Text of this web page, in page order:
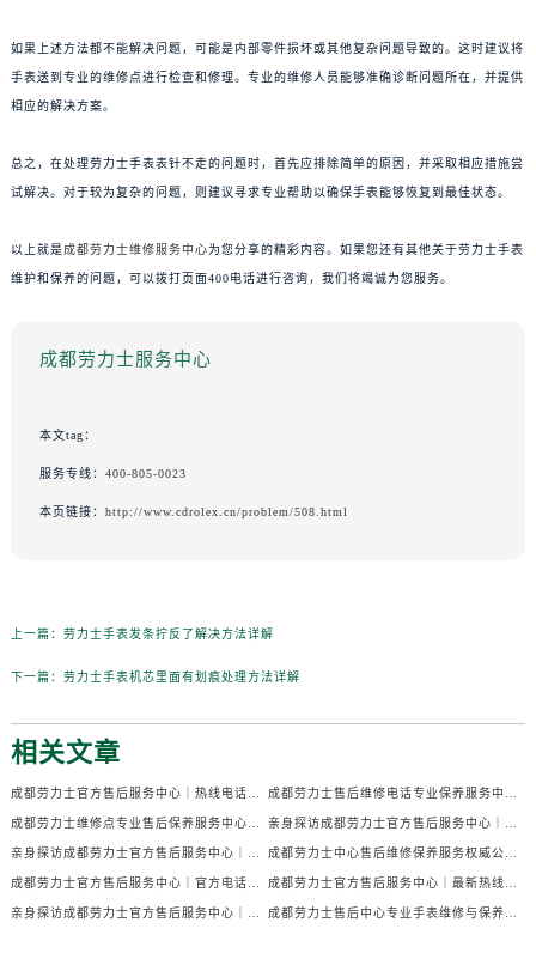
如果上述方法都不能解决问题，可能是内部零件损坏或其他复杂问题导致的。这时建议将
手表送到专业的维修点进行检查和修理。专业的维修人员能够准确诊断问题所在，并提供
相应的解决方案。
总之，在处理劳力士手表表针不走的问题时，首先应排除简单的原因，并采取相应措施尝
试解决。对于较为复杂的问题，则建议寻求专业帮助以确保手表能够恢复到最佳状态。
以上就是成都劳力士维修服务中心为您分享的精彩内容。如果您还有其他关于劳力士手表
维护和保养的问题，可以拨打页面400电话进行咨询，我们将竭诚为您服务。
成都劳力士服务中心
本文tag：
服务专线： 400-805-0023
本页链接： http://www.cdrolex.cn/problem/508.html
上一篇： 劳力士手表发条拧反了解决方法详解
下一篇： 劳力士手表机芯里面有划痕处理方法详解
相关文章
成都劳力士官方售后服务中心｜热线电话及门店地址权威信息公示（2026年7月最新） 成都劳力士售后维修电话专业保养服务中心权威公示（2026年7月最新）
成都劳力士维修点专业售后保养服务中心权威公示（2026年7月最新） 亲身探访成都劳力士官方售后服务中心｜全部地址及热线电话（2026年7月最新）
亲身探访成都劳力士官方售后服务中心｜官方电话和详细网点地址（2026年7月最新） 成都劳力士中心售后维修保养服务权威公示（2026年7月最新）
成都劳力士官方售后服务中心｜官方电话及详细维修地址权威信息公示（2026年7月最新） 成都劳力士官方售后服务中心｜最新热线及维修地址权威信息公示（2026年7月最新）
亲身探访成都劳力士官方售后服务中心｜完整维修地址与售后热线（2026年7月最新） 成都劳力士售后中心专业手表维修与保养服务权威公示（2026年7月最新）